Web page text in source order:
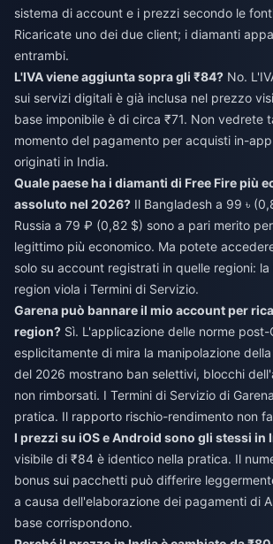
sistema di account e i prezzi secondo le
Ricaricate uno dei due client; i diamanti
entrambi.
L'IVA viene aggiunta sopra gli ₹84? No.
sui servizi digitali è già inclusa nel prezzo
base imponibile è di circa ₹71. Non vedrete
momento del pagamento per acquisti in-
originati in India.
Quale paese ha i diamanti di Free Fire più
assoluto nel 2026? Il Bangladesh a 99 ৳
Russia a 79 ₽ (0,82 $) sono a pari merito
legittimo più economico. Ma potete
solo su account registrati in quelle regioni:
region viola i Termini di Servizio.
Garena può bannare il mio account per
region? Sì. L'applicazione delle norme
esplicitamente di mira la manipolazione
del 2026 mostrano ban selettivi, blocchi
non rimborsati. I Termini di Servizio di
pratica. Il rapporto rischio-rendimento non
I prezzi su iOS e Android sono gli stessi in
visibile di ₹84 è identico nella pratica. Il
bonus sui pacchetti può differire
a causa dell'elaborazione dei pagamenti di
base corrispondono.